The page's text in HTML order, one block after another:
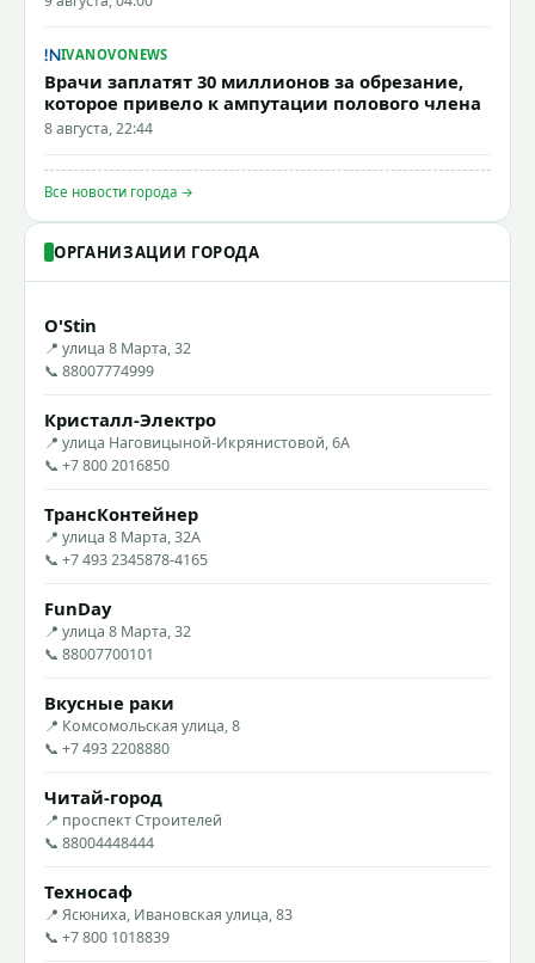
IVANOVONEWS
Врачи заплатят 30 миллионов за обрезание,
которое привело к ампутации полового члена
8 августа, 22:44
Все новости города →
ОРГАНИЗАЦИИ ГОРОДА
O'Stin
📍 улица 8 Марта, 32
📞 88007774999
Кристалл-Электро
📍 улица Наговицыной-Икрянистовой, 6А
📞 +7 800 2016850
ТрансКонтейнер
📍 улица 8 Марта, 32А
📞 +7 493 2345878-4165
FunDay
📍 улица 8 Марта, 32
📞 88007700101
Вкусные раки
📍 Комсомольская улица, 8
📞 +7 493 2208880
Читай-город
📍 проспект Строителей
📞 88004448444
Техносаф
📍 Ясюниха, Ивановская улица, 83
📞 +7 800 1018839